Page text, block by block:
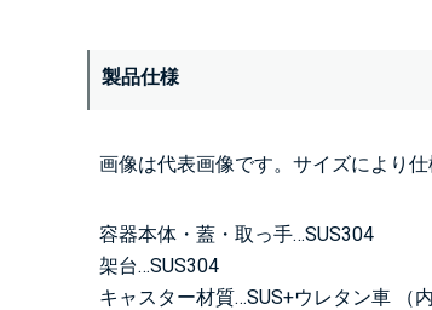
製品仕様
画像は代表画像です。サイズにより
容器本体・蓋・取っ手…SUS304
架台…SUS304
キャスター材質…SUS+ウレタン車 （